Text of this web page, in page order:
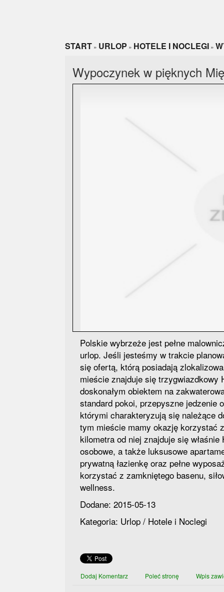
START » URLOP » HOTELE I NOCLEGI »
Wypoczynek w pięknych
Polskie wybrzeże jest pełne
urlop. Jeśli jesteśmy w trakcie
się ofertą, którą posiadają
mieście znajduje się
doskonałym obiektem na
standard pokoi, przepyszne jedzenie
którymi charakteryzują się należące
tym mieście mamy okazję korzystać
kilometra od niej znajduje się
osobowe, a także luksusowe
prywatną łazienkę oraz pełne
korzystać z zamkniętego basenu,
wellness.
Dodane: 2015-05-13
Kategoria: Urlop / Hotele i Noclegi
Dodaj Komentarz Poleć stronę Wpis